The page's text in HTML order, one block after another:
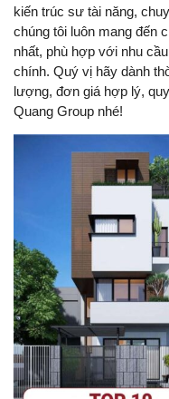
kiến trúc sư tài năng,
chúng tôi luôn mang đến
nhất, phù hợp với nhu
chính. Quý vị hãy dành
lượng, đơn giá hợp lý,
Quang Group nhé!